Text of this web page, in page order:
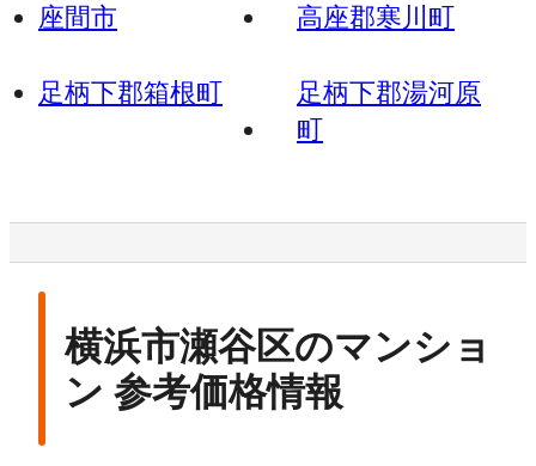
座間市 高座郡寒川町
足柄下郡箱根町
足柄下郡湯河原
町
横浜市瀬谷区のマンショ
ン 参考価格情報